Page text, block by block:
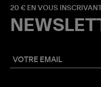
20 € EN VOUS